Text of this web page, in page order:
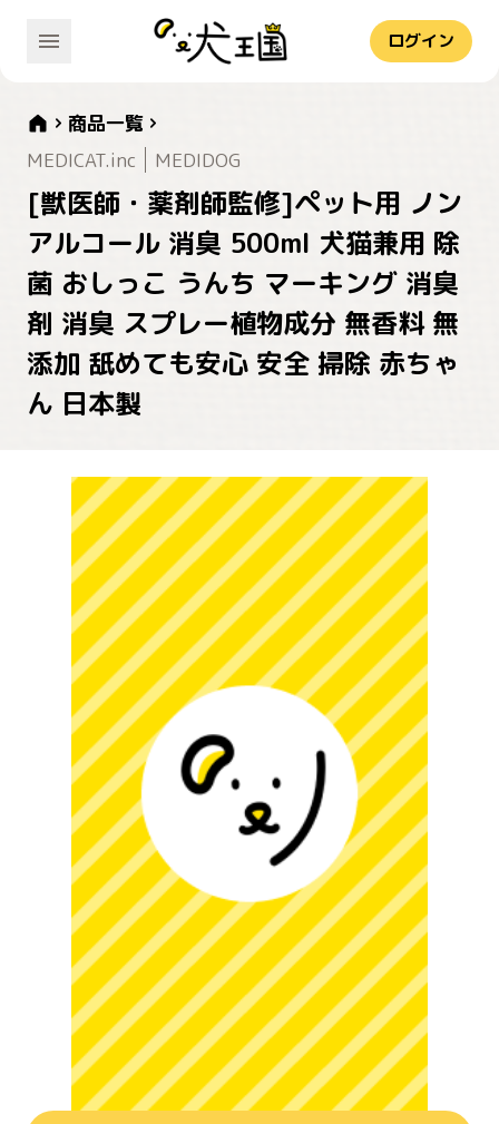
ログイン
商品一覧
MEDICAT.inc
MEDIDOG
[獣医師・薬剤師監修]ペット用 ノン
アルコール 消臭 500ml 犬猫兼用 除
菌 おしっこ うんち マーキング 消臭
剤 消臭 スプレー植物成分 無香料 無
添加 舐めても安心 安全 掃除 赤ちゃ
ん 日本製